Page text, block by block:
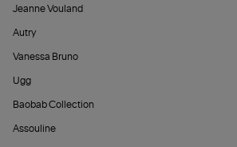
Jeanne Vouland
Autry
Vanessa Bruno
Ugg
Baobab Collection
Assouline